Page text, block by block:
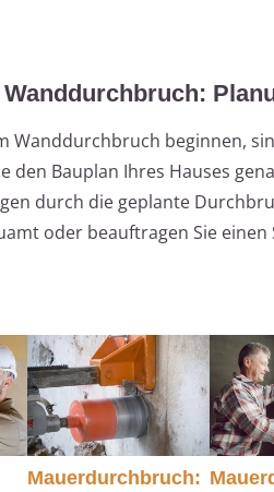
Wanddurchbruch beginnen,
den Bauplan Ihres Hauses
durch die geplante
oder beauftragen Sie einen
Mauerdurchbruch: